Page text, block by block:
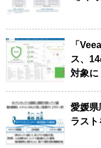
「
ス、
対象に
愛媛県
ラス